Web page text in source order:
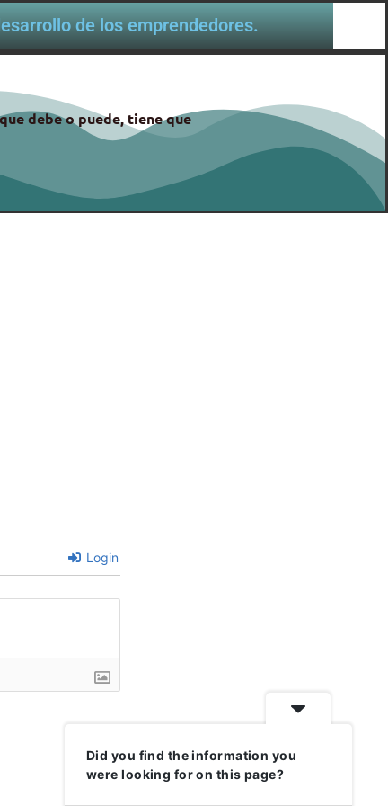
de los emprendedores.
debe o puede, tiene que
Login
Did you find the information you
were looking for on this page?